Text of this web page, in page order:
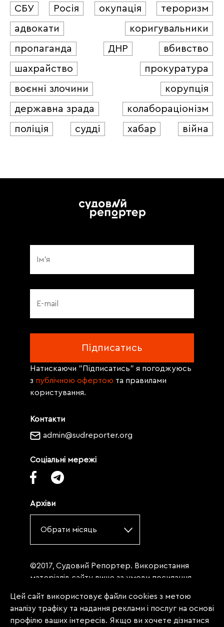
СБУ
Росія окупація
тероризм
адвокати
коригувальники
пропаганда
ДНР
вбивство
шахрайство
прокуратура
воєнні злочини
корупція
державна зрада
колабораціонізм
поліція
судді хабар війна
Контакти
admin@sudreporter.org
Соціальні мережі
Архіви
Обрати місяць
Натискаючи "Підписатись" я погоджуюсь
з публічною офертою та правилами
користування.
©2017, Судовий Репортер. Використання
матеріалів сайту лише за умови посилання
«Судовий репортер» не нижче третього
абзацу. Матеріали, щодо яких міститься
Цей сайт використовує файли cookies з метою
аналізу трафіку та надання реклами і послуг на основі
профілю ваших інтересів. Якщо ви хочете дізнатися